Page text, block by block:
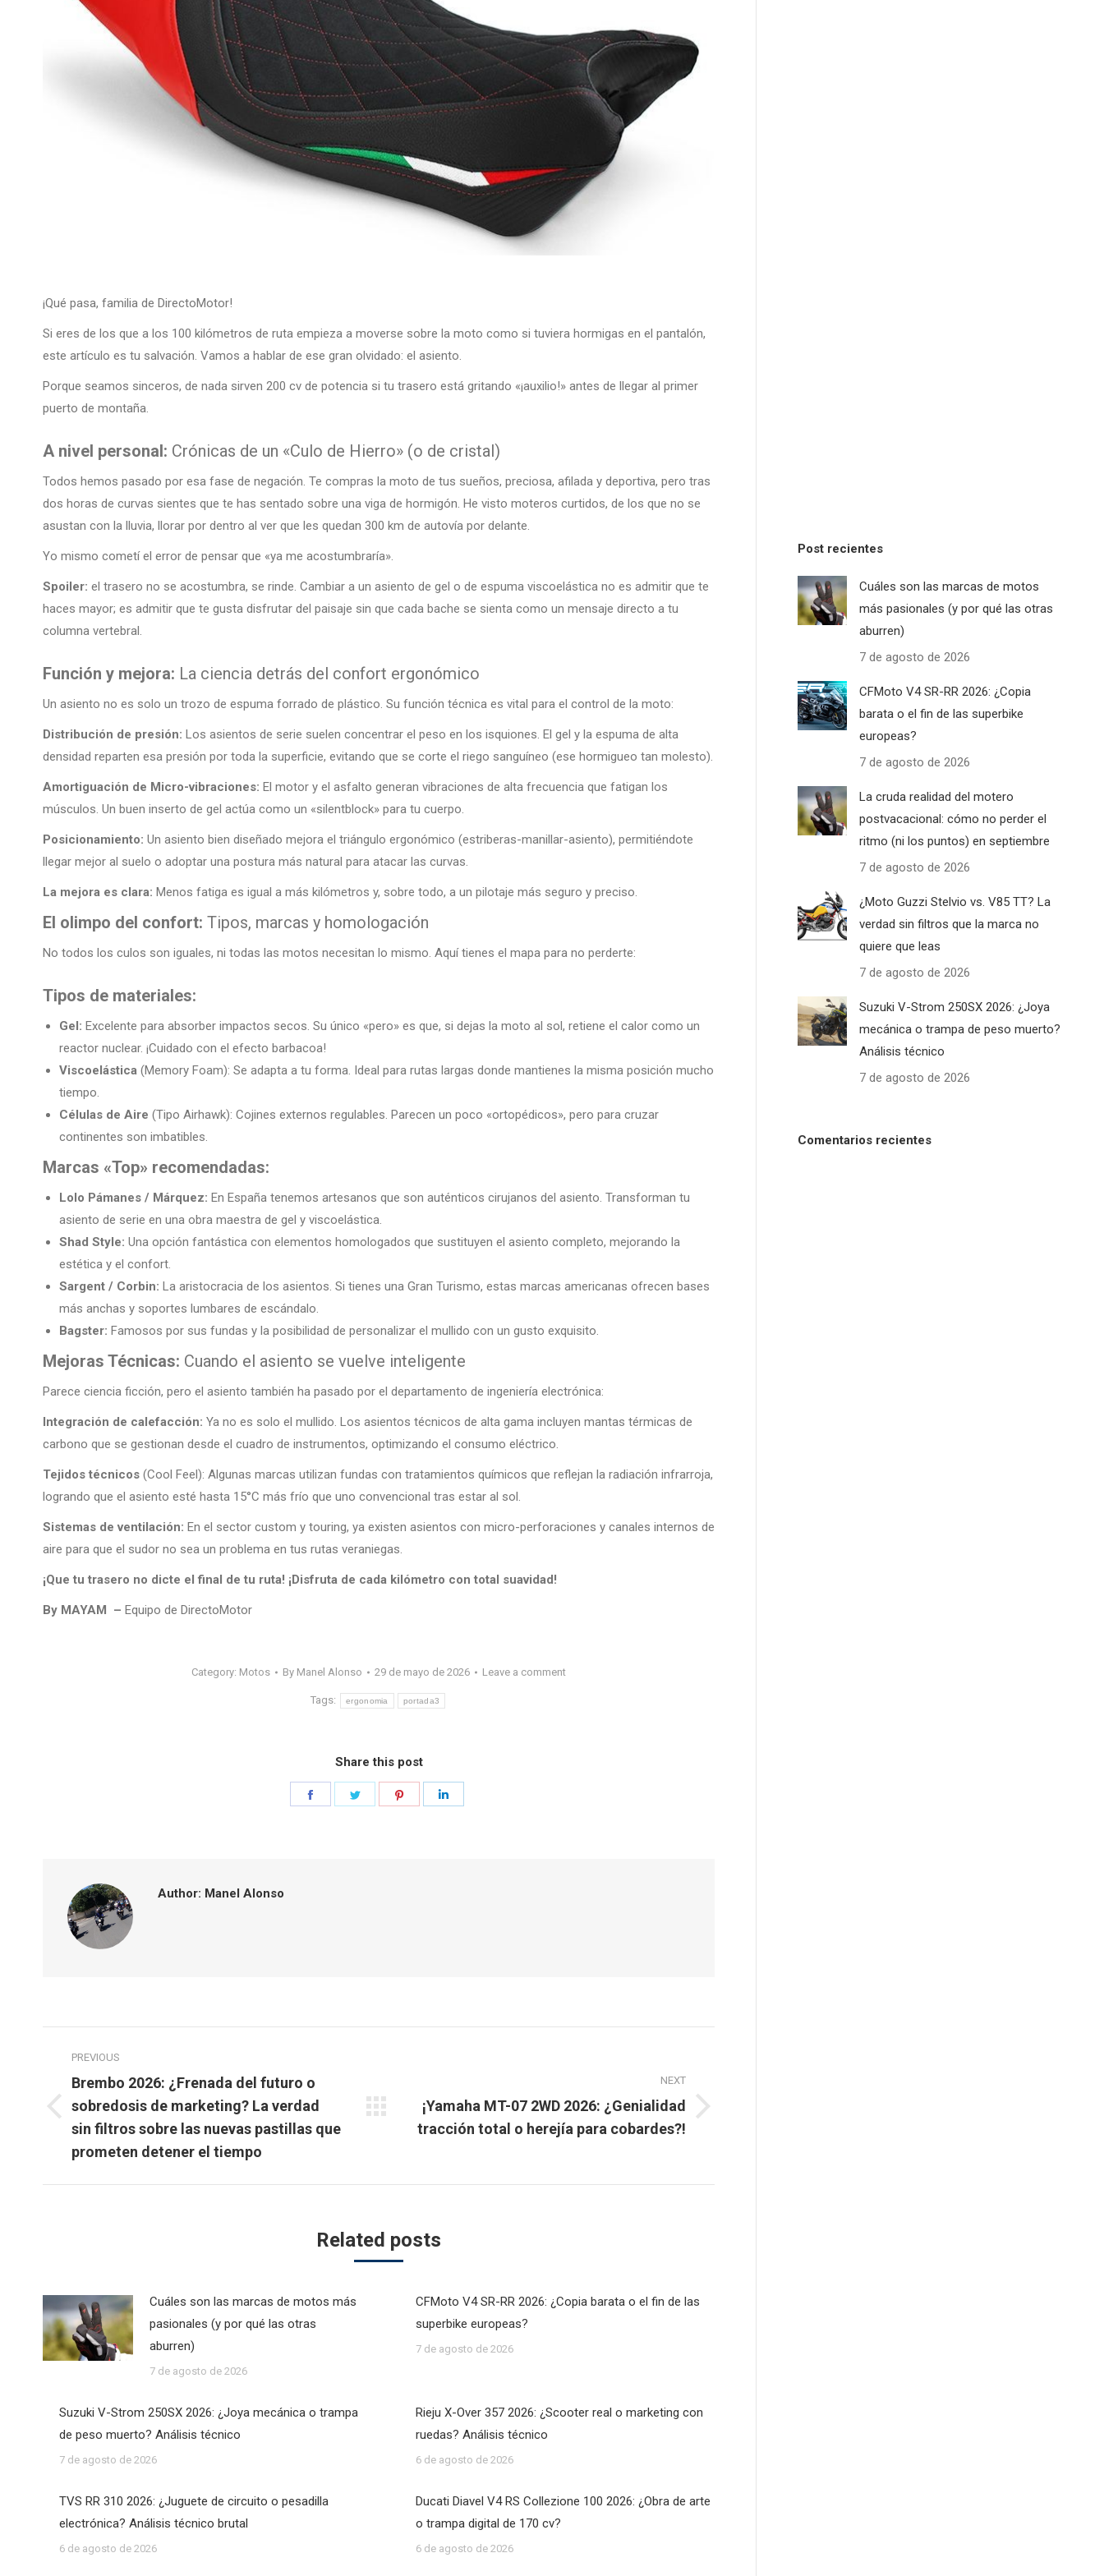
¡Qué pasa, familia de DirectoMotor!
Si eres de los que a los 100 kilómetros de ruta empieza a moverse sobre la moto como si tuviera hormigas en el pantalón,
este artículo es tu salvación. Vamos a hablar de ese gran olvidado: el asiento.
Porque seamos sinceros, de nada sirven 200 cv de potencia si tu trasero está gritando «¡auxilio!» antes de llegar al primer
puerto de montaña.
A nivel personal: Crónicas de un «Culo de Hierro» (o de cristal)
Todos hemos pasado por esa fase de negación. Te compras la moto de tus sueños, preciosa, afilada y deportiva, pero tras
dos horas de curvas sientes que te has sentado sobre una viga de hormigón. He visto moteros curtidos, de los que no se
asustan con la lluvia, llorar por dentro al ver que les quedan 300 km de autovía por delante.
Yo mismo cometí el error de pensar que «ya me acostumbraría».
Spoiler: el trasero no se acostumbra, se rinde. Cambiar a un asiento de gel o de espuma viscoelástica no es admitir que te
haces mayor; es admitir que te gusta disfrutar del paisaje sin que cada bache se sienta como un mensaje directo a tu
columna vertebral.
Función y mejora: La ciencia detrás del confort ergonómico
Un asiento no es solo un trozo de espuma forrado de plástico. Su función técnica es vital para el control de la moto:
Distribución de presión: Los asientos de serie suelen concentrar el peso en los isquiones. El gel y la espuma de alta
densidad reparten esa presión por toda la superficie, evitando que se corte el riego sanguíneo (ese hormigueo tan molesto).
Amortiguación de Micro-vibraciones: El motor y el asfalto generan vibraciones de alta frecuencia que fatigan los
músculos. Un buen inserto de gel actúa como un «silentblock» para tu cuerpo.
Posicionamiento: Un asiento bien diseñado mejora el triángulo ergonómico (estriberas-manillar-asiento), permitiéndote
llegar mejor al suelo o adoptar una postura más natural para atacar las curvas.
La mejora es clara: Menos fatiga es igual a más kilómetros y, sobre todo, a un pilotaje más seguro y preciso.
El olimpo del confort: Tipos, marcas y homologación
No todos los culos son iguales, ni todas las motos necesitan lo mismo. Aquí tienes el mapa para no perderte:
Tipos de materiales:
Gel: Excelente para absorber impactos secos. Su único «pero» es que, si dejas la moto al sol, retiene el calor como un
reactor nuclear. ¡Cuidado con el efecto barbacoa!
Viscoelástica (Memory Foam): Se adapta a tu forma. Ideal para rutas largas donde mantienes la misma posición mucho
tiempo.
Células de Aire (Tipo Airhawk): Cojines externos regulables. Parecen un poco «ortopédicos», pero para cruzar
continentes son imbatibles.
Marcas «Top» recomendadas:
Lolo Pámanes / Márquez: En España tenemos artesanos que son auténticos cirujanos del asiento. Transforman tu
asiento de serie en una obra maestra de gel y viscoelástica.
Shad Style: Una opción fantástica con elementos homologados que sustituyen el asiento completo, mejorando la
estética y el confort.
Sargent / Corbin: La aristocracia de los asientos. Si tienes una Gran Turismo, estas marcas americanas ofrecen bases
más anchas y soportes lumbares de escándalo.
Bagster: Famosos por sus fundas y la posibilidad de personalizar el mullido con un gusto exquisito.
Mejoras Técnicas: Cuando el asiento se vuelve inteligente
Parece ciencia ficción, pero el asiento también ha pasado por el departamento de ingeniería electrónica:
Integración de calefacción: Ya no es solo el mullido. Los asientos técnicos de alta gama incluyen mantas térmicas de
carbono que se gestionan desde el cuadro de instrumentos, optimizando el consumo eléctrico.
Tejidos técnicos (Cool Feel): Algunas marcas utilizan fundas con tratamientos químicos que reflejan la radiación infrarroja,
logrando que el asiento esté hasta 15°C más frío que uno convencional tras estar al sol.
Sistemas de ventilación: En el sector custom y touring, ya existen asientos con micro-perforaciones y canales internos de
aire para que el sudor no sea un problema en tus rutas veraniegas.
¡Que tu trasero no dicte el final de tu ruta! ¡Disfruta de cada kilómetro con total suavidad!
By MAYAM – Equipo de DirectoMotor
Category: Motos By Manel Alonso 29 de mayo de 2026 Leave a comment
Tags: ergonomia portada3
Share this post
Share
Author: Manel Alonso
navigation
PREVIOUS
Previous
post:
Brembo 2026: ¿Frenada del futuro o
sobredosis de marketing? La verdad
sin filtros sobre las nuevas pastillas que
prometen detener el tiempo
NEXT
Next
post:
¡Yamaha MT-07 2WD 2026: ¿Genialidad
tracción total o herejía para cobardes?!
Related posts
Cuáles son las marcas de motos más
pasionales (y por qué las otras
aburren)
7 de agosto de 2026
CFMoto V4 SR-RR 2026: ¿Copia barata o el fin de las
superbike europeas?
7 de agosto de 2026
Suzuki V-Strom 250SX 2026: ¿Joya mecánica o trampa
de peso muerto? Análisis técnico
7 de agosto de 2026
Rieju X-Over 357 2026: ¿Scooter real o marketing con
ruedas? Análisis técnico
6 de agosto de 2026
TVS RR 310 2026: ¿Juguete de circuito o pesadilla
electrónica? Análisis técnico brutal
6 de agosto de 2026
Ducati Diavel V4 RS Collezione 100 2026: ¿Obra de arte
o trampa digital de 170 cv?
6 de agosto de 2026
Post recientes
Cuáles son las marcas de motos
más pasionales (y por qué las otras
aburren)
7 de agosto de 2026
CFMoto V4 SR-RR 2026: ¿Copia
barata o el fin de las superbike
europeas?
7 de agosto de 2026
La cruda realidad del motero
postvacacional: cómo no perder el
ritmo (ni los puntos) en septiembre
7 de agosto de 2026
¿Moto Guzzi Stelvio vs. V85 TT? La
verdad sin filtros que la marca no
quiere que leas
7 de agosto de 2026
Suzuki V-Strom 250SX 2026: ¿Joya
mecánica o trampa de peso muerto?
Análisis técnico
7 de agosto de 2026
Comentarios recientes